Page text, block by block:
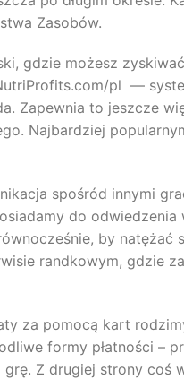
Zasobów.
gdzie możesz
pl —
Zapewnia to jeszcze
Najbardziej
spośród innymi
do
by
randkowym, gdzie
za pomocą kart
formy płatności –
Z drugiej strony